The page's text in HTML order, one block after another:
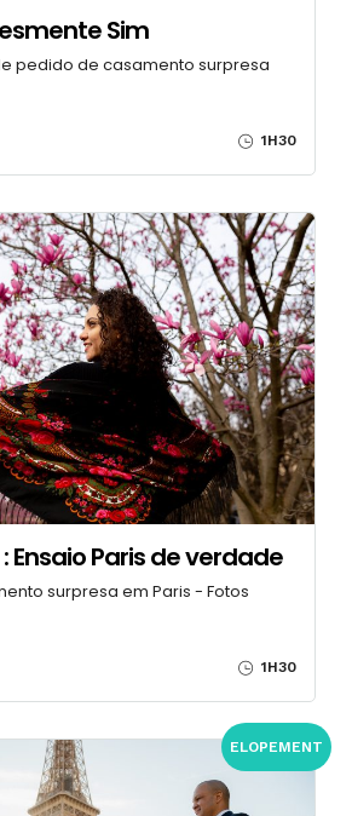
Sim
pedido de casamento surpresa
1H30
Ensaio Paris de verdade
surpresa em Paris - Fotos
1H30
ELOPEMENT